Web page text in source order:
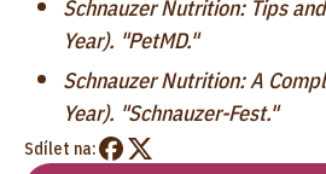
Schnauzer Nutrition: Tips
Year). "PetMD."
Schnauzer Nutrition: A
Year). "Schnauzer-Fest."
Sdílet na: